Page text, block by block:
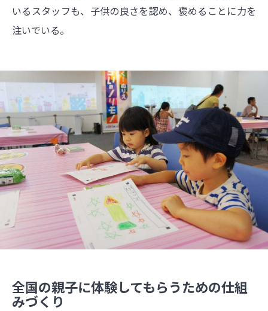
いるスタッフも、子供の良さを認め、褒めることに力を
注いでいる。
全国の親子に体験してもらうための仕組
みづくり